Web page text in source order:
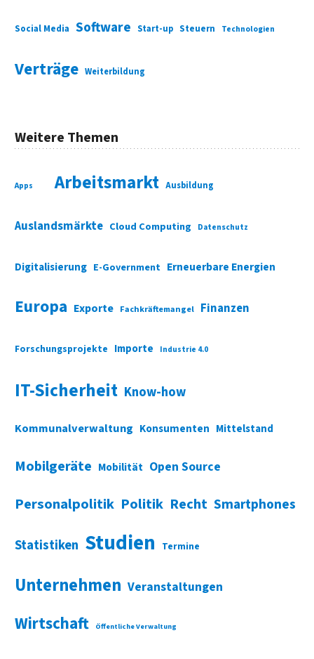
Social Media Software Start-up Steuern Technologien
Verträge Weiterbildung
Weitere Themen
Apps Arbeitsmarkt Ausbildung
Auslandsmärkte Cloud Computing Datenschutz
Digitalisierung E-Government Erneuerbare Energien
Europa Exporte Fachkräftemangel Finanzen
Forschungsprojekte Importe Industrie 4.0
IT-Sicherheit Know-how
Kommunalverwaltung Konsumenten Mittelstand
Mobilgeräte Mobilität Open Source
Personalpolitik Politik Recht Smartphones
Statistiken Studien Termine
Unternehmen Veranstaltungen
Wirtschaft Öffentliche Verwaltung